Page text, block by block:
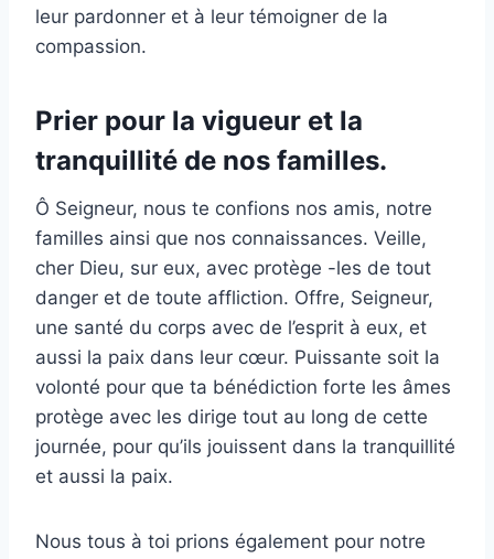
leur pardonner et à leur témoigner de la
compassion.
Prier pour la vigueur et la
tranquillité de nos familles.
Ô Seigneur, nous te confions nos amis, notre
familles ainsi que nos connaissances. Veille,
cher Dieu, sur eux, avec protège -les de tout
danger et de toute affliction. Offre, Seigneur,
une santé du corps avec de l’esprit à eux, et
aussi la paix dans leur cœur. Puissante soit la
volonté pour que ta bénédiction forte les âmes
protège avec les dirige tout au long de cette
journée, pour qu’ils jouissent dans la tranquillité
et aussi la paix.
Nous tous à toi prions également pour notre